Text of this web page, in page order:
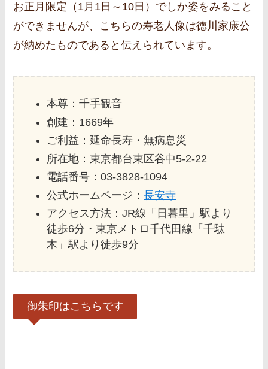
お正月限定（1月1日～10日）でしか姿をみること
ができませんが、こちらの寿老人像は徳川家康公
が納めたものであると伝えられています。
本尊：千手観音
創建：1669年
ご利益：延命長寿・無病息災
所在地：東京都台東区谷中5‐2‐22
電話番号：03-3828-1094
公式ホームページ：長安寺
アクセス方法：JR線「日暮里」駅より
徒歩6分・東京メトロ千代田線「千駄
木」駅より徒歩9分
御朱印はこちらです